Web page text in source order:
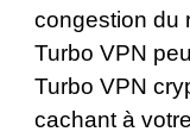
congestion du
Turbo VPN
Turbo VPN
cachant à